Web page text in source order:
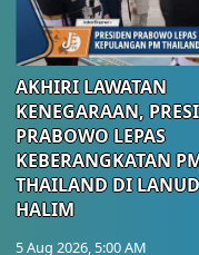
AKHIRI LAWATAN
KENEGARAAN,
PRABOWO LEPAS
KEBERANGKATAN
THAILAND DI LANUD
HALIM
5 Aug 2026, 5:00 AM